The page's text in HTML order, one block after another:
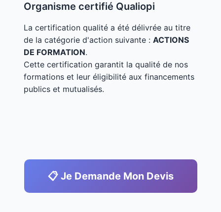
Organisme certifié Qualiopi
La certification qualité a été délivrée au titre
de la catégorie d'action suivante : ACTIONS
DE FORMATION.
Cette certification garantit la qualité de nos
formations et leur éligibilité aux financements
publics et mutualisés.
📋 Je Demande Mon Devis